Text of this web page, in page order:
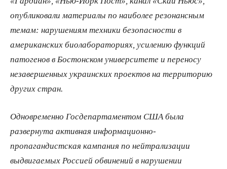
опубликовали материалы по наиболее резонансным
темам: нарушениям техники безопасности в
американских биолабораториях, усилению функций
патогенов в Бостонском университете и переносу
незавершенных украинских проектов на территорию
других стран.
Одновременно Госдепартаментом США была
развернута активная информационно-
пропагандистская кампания по нейтрализации
выдвигаемых Россией обвинений в нарушении